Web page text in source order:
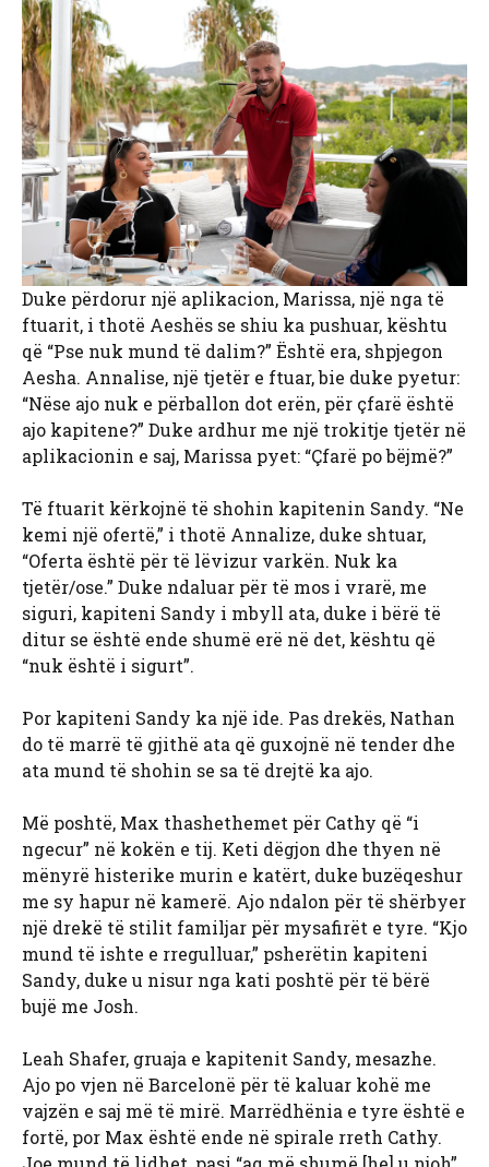
Duke përdorur një aplikacion, Marissa, një nga të
ftuarit, i thotë Aeshës se shiu ka pushuar, kështu
që “Pse nuk mund të dalim?” Është era, shpjegon
Aesha. Annalise, një tjetër e ftuar, bie duke pyetur:
“Nëse ajo nuk e përballon dot erën, për çfarë është
ajo kapitene?” Duke ardhur me një trokitje tjetër në
aplikacionin e saj, Marissa pyet: “Çfarë po bëjmë?”
Të ftuarit kërkojnë të shohin kapitenin Sandy. “Ne
kemi një ofertë,” i thotë Annalize, duke shtuar,
“Oferta është për të lëvizur varkën. Nuk ka
tjetër/ose.” Duke ndaluar për të mos i vrarë, me
siguri, kapiteni Sandy i mbyll ata, duke i bërë të
ditur se është ende shumë erë në det, kështu që
“nuk është i sigurt”.
Por kapiteni Sandy ka një ide. Pas drekës, Nathan
do të marrë të gjithë ata që guxojnë në tender dhe
ata mund të shohin se sa të drejtë ka ajo.
Më poshtë, Max thashethemet për Cathy që “i
ngecur” në kokën e tij. Keti dëgjon dhe thyen në
mënyrë histerike murin e katërt, duke buzëqeshur
me sy hapur në kamerë. Ajo ndalon për të shërbyer
një drekë të stilit familjar për mysafirët e tyre. “Kjo
mund të ishte e rregulluar,” psherëtin kapiteni
Sandy, duke u nisur nga kati poshtë për të bërë
bujë me Josh.
Leah Shafer, gruaja e kapitenit Sandy, mesazhe.
Ajo po vjen në Barcelonë për të kaluar kohë me
vajzën e saj më të mirë. Marrëdhënia e tyre është e
fortë, por Max është ende në spirale rreth Cathy.